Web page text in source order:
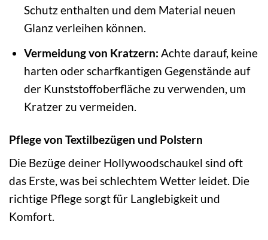
Schutz enthalten und dem Material neuen
Glanz verleihen können.
Vermeidung von Kratzern: Achte darauf, keine
harten oder scharfkantigen Gegenstände auf
der Kunststoffoberfläche zu verwenden, um
Kratzer zu vermeiden.
Pflege von Textilbezügen und Polstern
Die Bezüge deiner Hollywoodschaukel sind oft
das Erste, was bei schlechtem Wetter leidet. Die
richtige Pflege sorgt für Langlebigkeit und
Komfort.